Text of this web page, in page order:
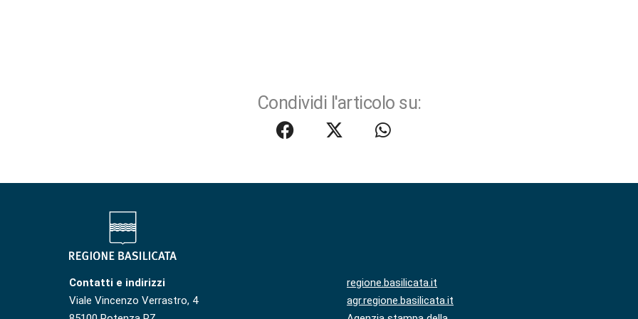
Condividi l'articolo su:
Contatti e indirizzi
Viale Vincenzo Verrastro, 4
regione.basilicata.it
agr.regione.basilicata.it